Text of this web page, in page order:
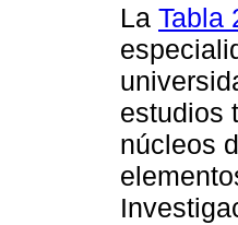
La Tabla
estudios
núcleos